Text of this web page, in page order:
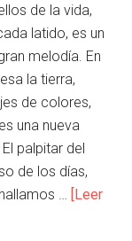
de la vida,
latido, es un
melodía. En
la tierra,
de colores,
una nueva
palpitar del
de los días,
… [Leer